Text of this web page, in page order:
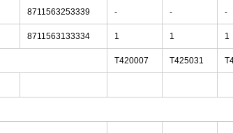
8711563253339 - - -
8711563133334 1 1 1
T420007 T425031